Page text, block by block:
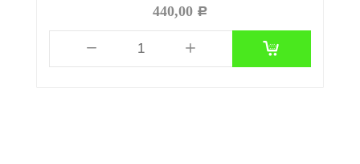
440,00 Р